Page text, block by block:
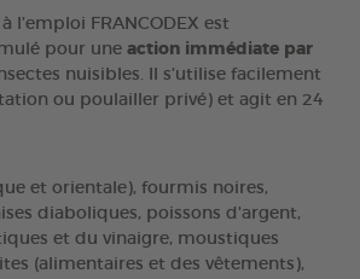
l’emploi FRANCODEX est
pour une action immédiate par
nuisibles. Il s’utilise facilement
ou poulailler privé) et agit en 24
et orientale), fourmis noires,
diaboliques, poissons d'argent,
et du vinaigre, moustiques
(alimentaires et des vêtements),